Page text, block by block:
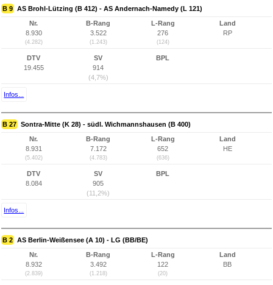
B 9 AS Brohl-Lützing (B 412) - AS Andernach-Namedy (L 121)
Nr.
8.930
(4.282)
B-Rang
3.522
(1.243)
L-Rang
276
(124)
Land
RP
DTV
19.455
SV
914
(4,7%)
BPL
Infos...
B 27 Sontra-Mitte (K 28) - südl. Wichmannshausen (B 400)
Nr.
8.931
(5.402)
B-Rang
7.172
(4.783)
L-Rang
652
(636)
Land
HE
DTV
8.084
SV
905
(11,2%)
BPL
Infos...
B 2 AS Berlin-Weißensee (A 10) - LG (BB/BE)
Nr.
8.932
(2.839)
B-Rang
3.492
(1.218)
L-Rang
122
(20)
Land
BB